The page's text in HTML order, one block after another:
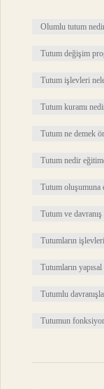
Olumlu tutum
Tutum değişim
Tutum işlevleri
Tutum kuramı
Tutum ne demek
Tutum nedir
Tutum oluşumuna
Tutum ve
Tutumların
Tutumların
Tutumlu
Tutumun